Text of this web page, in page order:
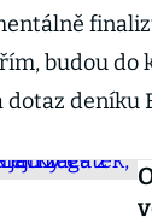
budou do
dotaz deníku